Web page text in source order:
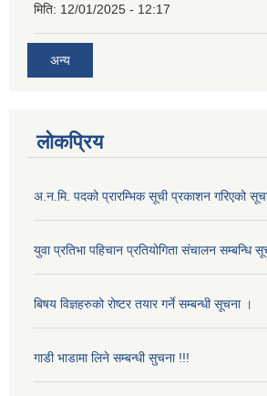
मिति: 12/01/2025 - 12:17
अन्य
लोकप्रिय
अ.न.मि. पदको प्रारम्भिक सूची प्रकाशन गरिएको
युवा प्रतिभा पहिचान प्रतियोगिता संचालन सम्बन्धि
बिषय विज्ञहरुको रोष्टर तयार गर्ने सम्बन्धी सूचना ।
गाडी भाडामा लिने सम्बन्धी सुचना !!!